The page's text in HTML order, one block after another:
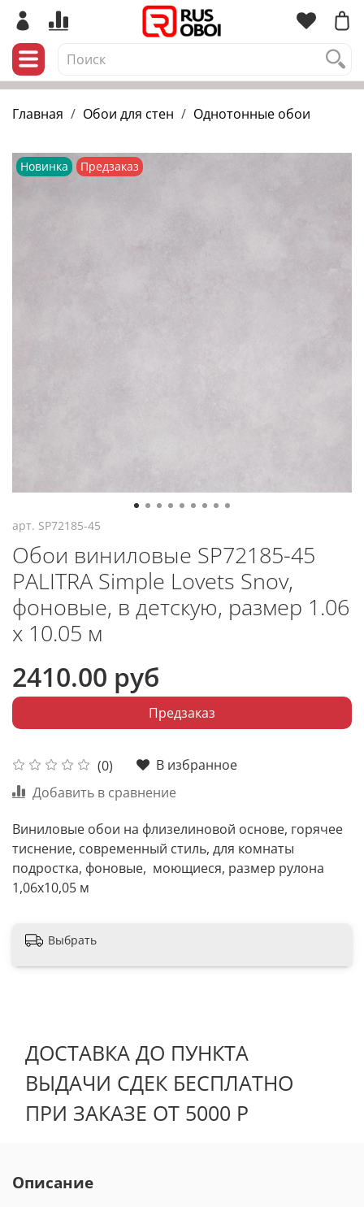
Главная Обои для стен Однотонные обои
Новинка Предзаказ
арт. SP72185-45
Обои виниловые SP72185-45
PALITRA Simple Lovets Snov,
фоновые, в детскую, размер 1.06
х 10.05 м
(0)
В избранное
Добавить в сравнение
2410.00 руб
Предзаказ
Виниловые обои на флизелиновой основе, горячее
тиснение, современный стиль, для комнаты
подростка, фоновые, моющиеся, размер рулона
1,06х10,05 м
Выбрать
ДОСТАВКА ДО ПУНКТА
ВЫДАЧИ СДЕК БЕСПЛАТНО
ПРИ ЗАКАЗЕ ОТ 5000 Р
Описание